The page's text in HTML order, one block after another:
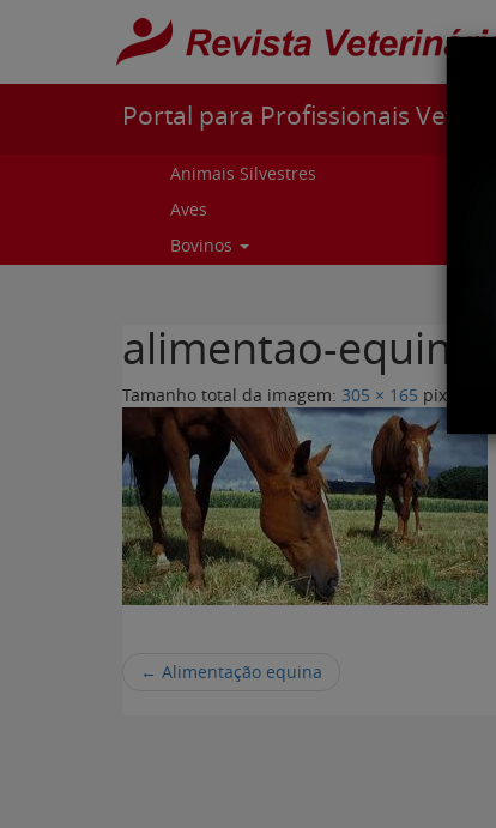
Pular para o conteúdo
Portal para Profissionais
Animais Silvestres
Aves
Bovinos
alimentao-
Tamanho total da imagem: 305 × 165 pixels
← Alimentação equina